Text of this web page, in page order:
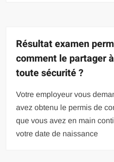
Résultat examen
comment le partager
toute sécurité ?
Votre employeur vous
avez obtenu le permis de
que vous avez en main
votre date de naissance